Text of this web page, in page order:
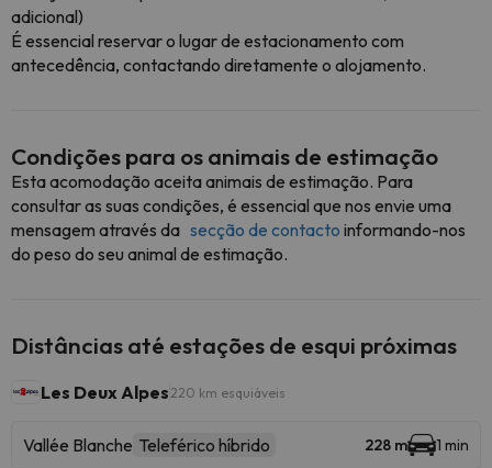
adicional)
É essencial reservar o lugar de estacionamento com
antecedência, contactando diretamente o alojamento.
Condições para os animais de estimação
Esta acomodação aceita animais de estimação. Para
consultar as suas condições, é essencial que nos envie uma
mensagem através da secção de contacto informando-nos
do peso do seu animal de estimação.
Distâncias até estações de esqui próximas
Les Deux Alpes 220 km esquiáveis
Vallée Blanche Teleférico híbrido 228 m 1 min